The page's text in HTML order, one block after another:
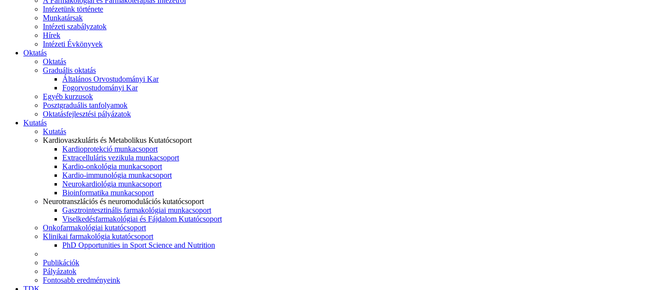
Intézetünk története
Munkatársak
Intézeti szabályzatok
Hírek
Intézeti Évkönyvek
Oktatás
Oktatás
Graduális oktatás
Általános Orvostudományi Kar
Fogorvostudományi Kar
Egyéb kurzusok
Posztgraduális tanfolyamok
Oktatásfejlesztési pályázatok
Kutatás
Kutatás
Kardiovaszkuláris és Metabolikus Kutatócsoport
Kardioprotekció munkacsoport
Extracelluláris vezikula munkacsoport
Kardio-onkológia munkacsoport
Kardio-immunológia munkacsoport
Neurokardiológia munkacsoport
Bioinformatika munkacsoport
Neurotranszlációs és neuromodulációs kutatócsoport
Gasztrointesztinális farmakológiai munkacsoport
Viselkedésfarmakológiai és Fájdalom Kutatócsoport
Onkofarmakológiai kutatócsoport
Klinikai farmakológia kutatócsoport
PhD Opportunities in Sport Science and Nutrition
Publikációk
Pályázatok
Fontosabb eredményeink